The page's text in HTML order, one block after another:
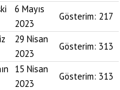
6 Mayıs
2023
Gösterim: 217
29 Nisan
2023
Gösterim: 313
15 Nisan
2023
Gösterim: 313